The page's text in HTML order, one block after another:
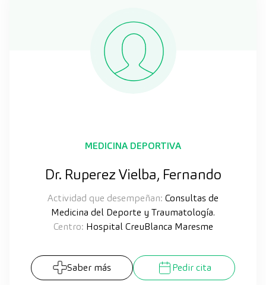
MEDICINA DEPORTIVA
Dr. Ruperez Vielba, Fernando
Actividad que desempeñan: Consultas de
Medicina del Deporte y Traumatología.
Centro: Hospital CreuBlanca Maresme
Saber más Pedir cita